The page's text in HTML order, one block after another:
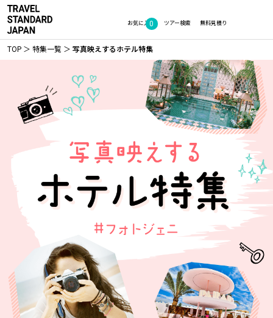
お気に入り
0 無料見積り
ツアー検索
TOP 特集一覧 写真映えするホテル特集